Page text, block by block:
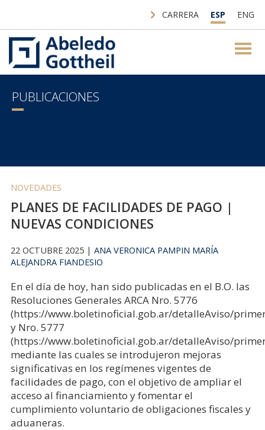
CARRERA ESP ENG
PUBLICACIONES
NOVEDADES
PLANES DE FACILIDADES DE PAGO |
NUEVAS CONDICIONES
22 OCTUBRE 2025 | ANA VERONICA PAMPIN MARÍA
ALEJANDRA FIANDESIO
En el día de hoy, han sido publicadas en el B.O. las
Resoluciones Generales ARCA Nro. 5776
(https://www.boletinoficial.gob.ar/detalleAviso/
y Nro. 5777
(https://www.boletinoficial.gob.ar/detalleAviso/
mediante las cuales se introdujeron mejoras
significativas en los regímenes vigentes de
facilidades de pago, con el objetivo de ampliar el
acceso al financiamiento y fomentar el
cumplimiento voluntario de obligaciones fiscales y
aduaneras.